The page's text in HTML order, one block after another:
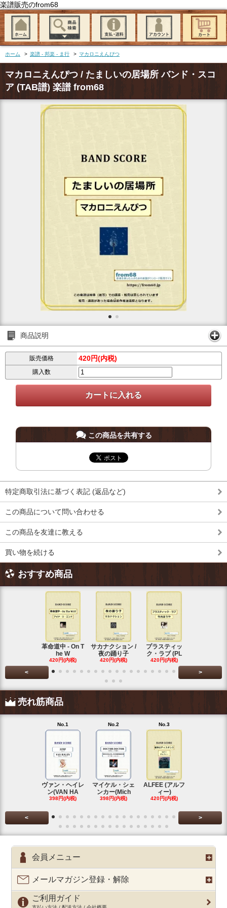
楽譜販売のfrom68
ホーム > 楽譜 - 邦楽 - ま行 > マカロニえんぴつ
マカロニえんぴつ / たましいの居場所 バンド・スコ
ア (TAB譜) 楽譜 from68
商品説明
販売価格 420円(内税)
購入数
この商品を共有する
特定商取引法に基づく表記 (返品など)
この商品について問い合わせる
この商品を友達に教える
買い物を続ける
おすすめ商品
革命道中 - On T
he W
420円(内税)
サカナクション /
夜の踊り子
420円(内税)
プラスティッ
ク・ラブ (PL
420円(内税)
< >
売れ筋商品
No.1
ヴァン・ヘイレ
ン(VAN HA
398円(内税)
No.2
マイケル・シェ
ンカー(Mich
398円(内税)
No.3
ALFEE (アルフ
ィー)
420円(内税)
< >
会員メニュー
メールマガジン登録・解除
ご利用ガイド